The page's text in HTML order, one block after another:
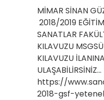
MİMAR SİNAN
2018/2019
SANATLAR
KILAVUZU
KILAVUZU
ULAŞABİLİRSİNİZ...
https://
2018-gsf-